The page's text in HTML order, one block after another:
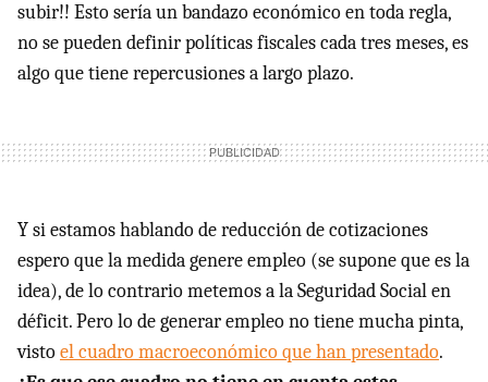
subir!! Esto sería un bandazo económico en toda regla,
no se pueden definir políticas fiscales cada tres meses, es
algo que tiene repercusiones a largo plazo.
Y si estamos hablando de reducción de cotizaciones
espero que la medida genere empleo (se supone que es la
idea), de lo contrario metemos a la Seguridad Social en
déficit. Pero lo de generar empleo no tiene mucha pinta,
vistoel cuadro macroeconómico que han presentado.